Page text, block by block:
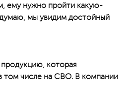
ему нужно пройти какую-
думаю, мы увидим достойный
которая
том числе на СВО. В компании